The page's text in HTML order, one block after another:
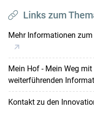
Links zum
Mehr Informationen
Mein Hof - Mein Weg
weiterführenden
Kontakt zu den